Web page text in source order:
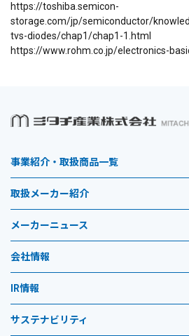
https://toshiba.semicon-
storage.com/jp/semiconductor/
tvs-diodes/chap1/chap1-1.html
https://www.rohm.co.jp/electronics-
事業紹介・取扱商品一覧
取扱メーカー紹介
メーカーニュース
会社情報
IR情報
サステナビリティ